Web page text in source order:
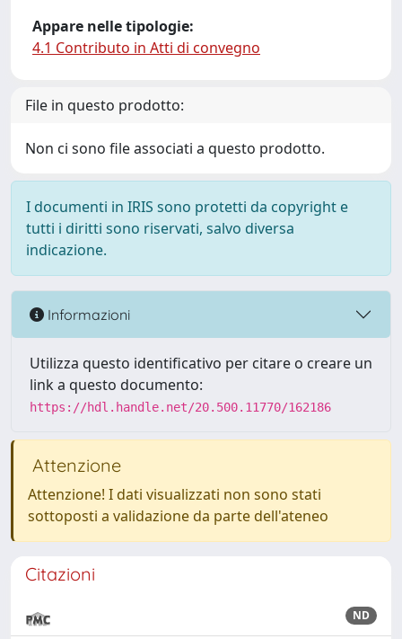
Appare nelle tipologie:
4.1 Contributo in Atti di convegno
File in questo prodotto:
Non ci sono file associati a questo prodotto.
I documenti in IRIS sono protetti da copyright e
tutti i diritti sono riservati, salvo diversa
indicazione.
Informazioni
Utilizza questo identificativo per citare o creare un
link a questo documento:
https://hdl.handle.net/20.500.11770/162186
Attenzione
Attenzione! I dati visualizzati non sono stati
sottoposti a validazione da parte dell'ateneo
Citazioni
ND